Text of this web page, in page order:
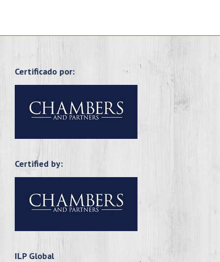
Certificado por:
Certified by:
ILP Global